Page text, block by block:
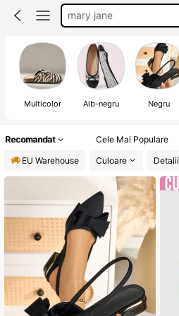
sandale
balerini
Multicolor Alb-negru Negru
Recomandat Cele Mai Populare
EU Warehouse
Culoare Detalii